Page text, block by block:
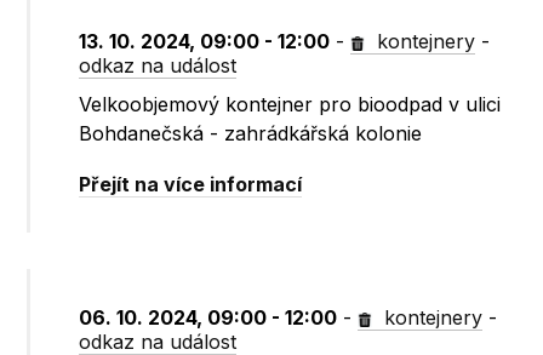
13. 10. 2024, 09:00 - 12:00 - kontejnery -
odkaz na událost
Velkoobjemový kontejner pro bioodpad v ulici
Bohdanečská - zahrádkářská kolonie
Přejít na více informací
06. 10. 2024, 09:00 - 12:00 - kontejnery -
odkaz na událost